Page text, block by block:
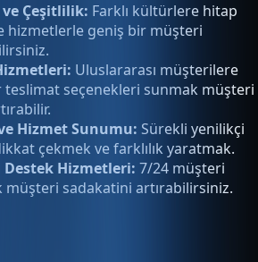
Çeşitlilik: Farklı kültürlere hitap
hizmetlerle geniş bir müşteri
Uluslararası müşterilere
teslimat seçenekleri sunmak müşteri
Hizmet Sunumu: Sürekli yenilikçi
çekmek ve farklılık yaratmak.
Hizmetleri: 7/24 müşteri
müşteri sadakatini artırabilirsiniz.